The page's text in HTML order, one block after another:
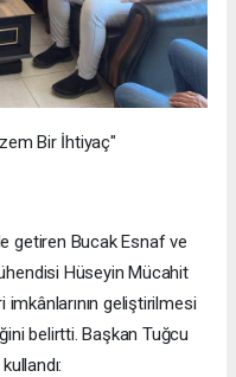
Bir İhtiyaç"
getiren Bucak Esnaf ve
Hüseyin Mücahit
geliştirilmesi
belirtti. Başkan Tuğcu